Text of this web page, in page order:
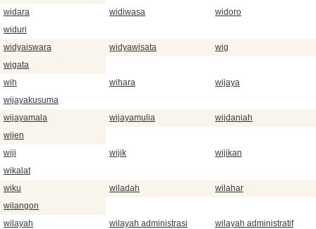
widara
widiwasa
widoro
widuri
widyaiswara
widyawisata
wig
wigata
wih
wihara
wijaya
wijayakusuma
wijayamala
wijayamulia
wijdaniah
wijen
wiji
wijik
wijikan
wikalat
wiku
wiladah
wilahar
wilangon
wilayah
wilayah administrasi
wilayah administratif